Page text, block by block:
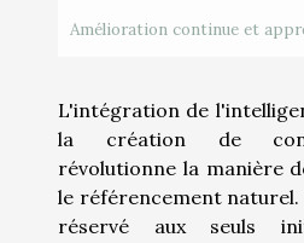
Amélioration continue et
L'intégration de
la création de
révolutionne la manière
le référencement
réservé aux seuls